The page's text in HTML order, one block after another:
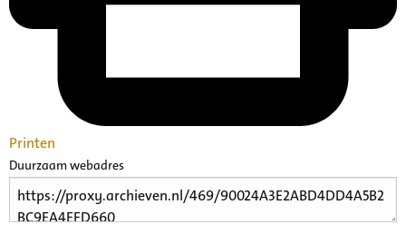
Printen
Duurzaam webadres